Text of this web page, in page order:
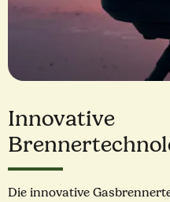
Innovative
Die innovative